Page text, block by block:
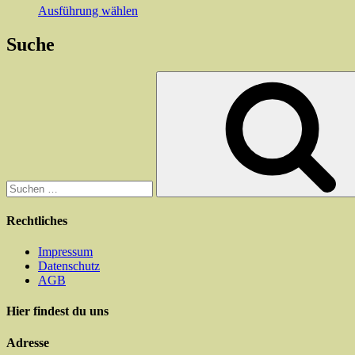
Ausführung wählen
gewählt
werden
Suche
Rechtliches
Impressum
Datenschutz
AGB
Hier findest du uns
Adresse